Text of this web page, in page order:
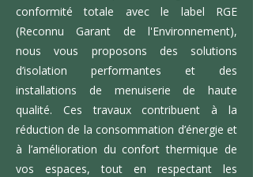
conformité totale avec le label RGE
(Reconnu Garant de l'Environnement),
nous vous proposons des solutions
d’isolation performantes et des
installations de menuiserie de haute
qualité. Ces travaux contribuent à la
réduction de la consommation d’énergie et
à l’amélioration du confort thermique de
vos espaces, tout en respectant les